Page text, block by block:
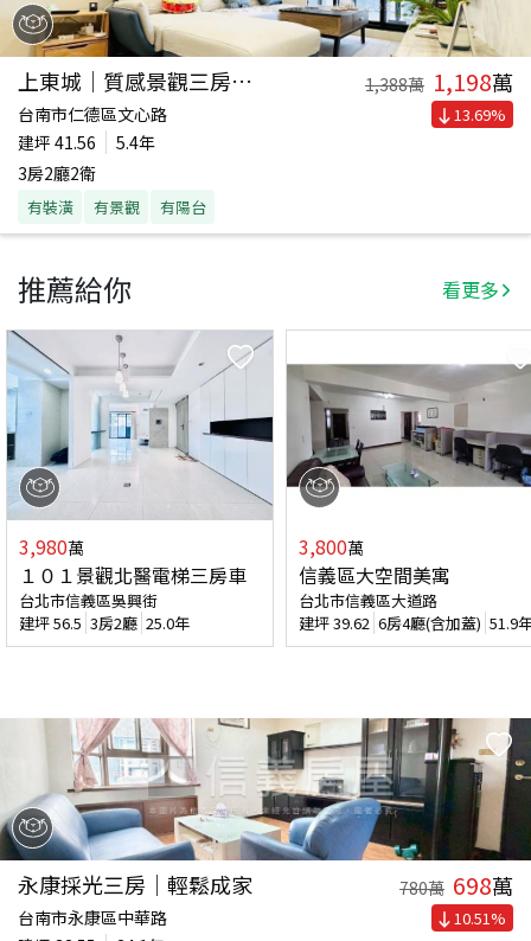
上東城｜質感景觀三房平車 1,388萬 1,198萬
台南市仁德區文心路
建坪 41.56
5.4年
3房2廳2衛
有裝潢 有景觀 有陽台
13.69%
推薦給你 看更多
3,980萬
１０１景觀北醫電梯三房車
台北市信義區吳興街
建坪56.5 3房2廳 25.0年
3,800萬
信義區大空間美寓
台北市信義區大道路
建坪39.62 6房4廳(含加蓋) 51.9
永康採光三房｜輕鬆成家 780萬 698萬
台南市永康區中華路
10.51%